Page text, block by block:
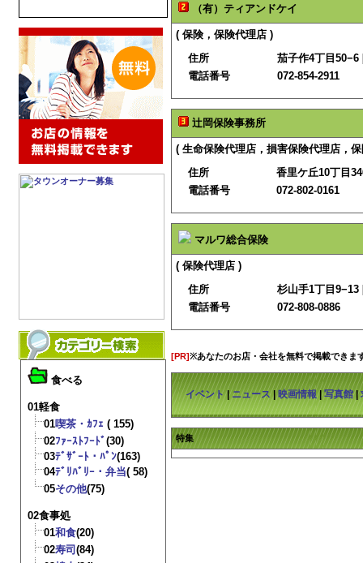
食べる
01軽食
01喫茶・ｶﾌｪ ( 155)
02ﾌｧｰｽﾄﾌｰﾄﾞ(30)
03ﾃﾞｻﾞｰﾄ・ﾊﾟﾝ(163)
04ﾃﾞﾘﾊﾞﾘｰ・弁当( 58)
05その他(75)
02食事処
01和食(20)
02寿司 (84)
（有）ティアンドケイ
( 保険，保険代理店 )
住所
茄子作4丁目
電話番号
072-854-2911
辻岡保険事務所
( 生命保険代理店，損害保険代理店，
住所
香里ケ丘10丁目
電話番号
072-802-0161
マルワ総合保険
( 保険代理店 )
住所
杉山手1丁目
電話番号
072-808-0886
[PR]※あなたのお店・会社を無料で掲載できま
イベント|ニュース|映画情報|写真館|
特集